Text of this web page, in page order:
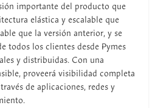
importante del producto que
elástica y escalable que
que la versión anterior, y se
todos los clientes desde Pymes
y distribuidas. Con una
proveerá visibilidad completa
de aplicaciones, redes y